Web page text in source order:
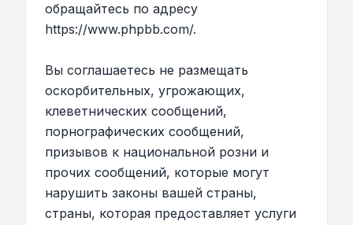
обращайтесь по адресу
https://www.phpbb.com/.
Вы соглашаетесь не размещать
оскорбительных, угрожающих,
клеветнических сообщений,
порнографических сообщений,
призывов к национальной розни и
прочих сообщений, которые могут
нарушить законы вашей страны,
страны, которая предоставляет услуги